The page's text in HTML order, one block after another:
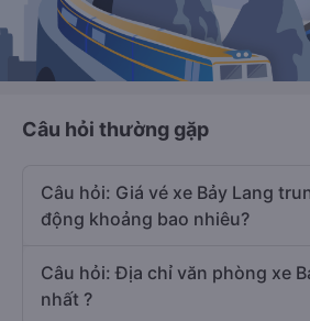
Câu hỏi thường gặp
Câu hỏi: Giá vé xe Bảy Lang
động khoảng bao nhiêu?
Câu hỏi: Địa chỉ văn phòng xe
nhất ?